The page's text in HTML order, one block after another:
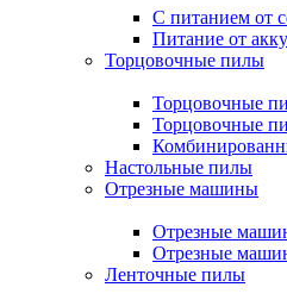
С питанием от
Питание от
Торцовочные пилы
Торцовочные
Торцовочные
Настольные пилы
Отрезные машины
Отрезные
Отрезные
Ленточные пилы